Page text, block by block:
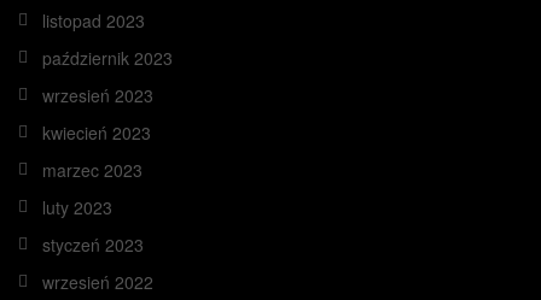
listopad 2023
październik 2023
wrzesień 2023
kwiecień 2023
marzec 2023
luty 2023
styczeń 2023
wrzesień 2022